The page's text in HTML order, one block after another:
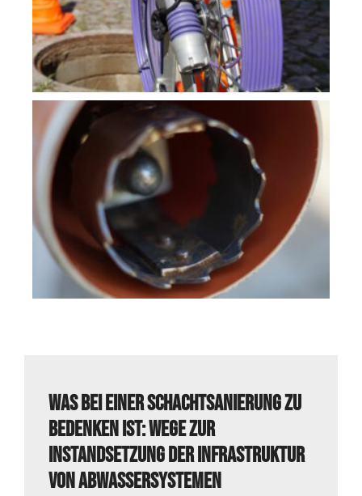
Was bei einer Schachtsanierung zu
bedenken ist: Wege zur
Instandsetzung der Infrastruktur
von Abwassersystemen